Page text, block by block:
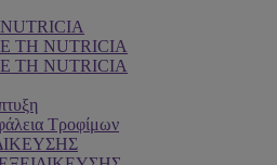
NUTRICIA
NUTRICIA
Τροφίμων